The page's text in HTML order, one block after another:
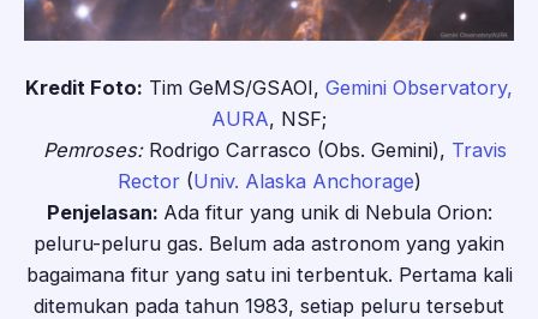
Kredit Foto: Tim GeMS/GSAOI, Gemini Observatory,
AURA, NSF;
Pemroses: Rodrigo Carrasco (Obs. Gemini), Travis
Rector(Univ. Alaska Anchorage)
Penjelasan: Ada fitur yang unik di Nebula Orion:
peluru-peluru gas. Belum ada astronom yang yakin
bagaimana fitur yang satu ini terbentuk. Pertama kali
ditemukan pada tahun 1983, setiap peluru tersebut